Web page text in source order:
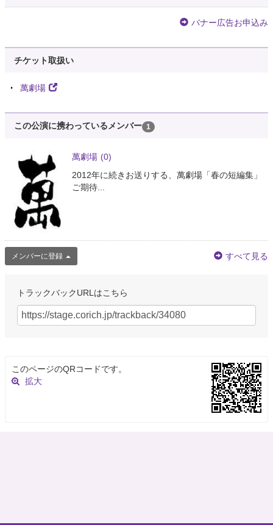
バナー広告お申込み
チケット取扱い
萬劇場
この公演に携わっているメンバー 1
萬劇場 (0)
2012年に続きお送りする、萬劇場「春の短編集」
ご期待...
メンバーに登録 すべて見る
トラックバックURLはこちら
このページのQRコードです。
拡大